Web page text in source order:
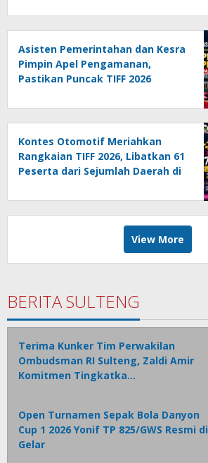
Asisten Pemerintahan dan Kesra
Pimpin Apel Pengamanan,
Pastikan Puncak TIFF 2026
Kontes Otomotif Meriahkan
Rangkaian TIFF 2026, Libatkan 61
Peserta dari Sejumlah Daerah di
View More
BERITA SULTENG
Terima Kunker Tim Perwakilan
Ombudsman RI Sulteng, Zaldi Amir
Komitmen Tingkatka…
Open Turnamen Sepak Bola Danyon
Cup 1 2026 Yonif TP 825/GWS Resmi di
Gelar